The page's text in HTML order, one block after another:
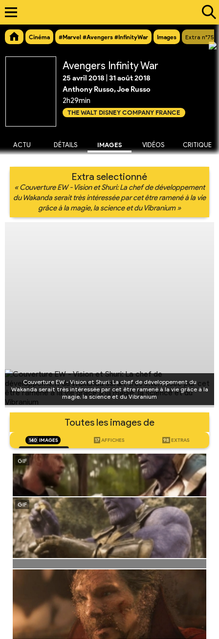
Cinéma #Marvel #Avengers #InfinityWar Images Extra
Avengers Infinity War
25 avril 2018 31 août 2018
Anthony Russo, Joe Russo
2h29min
THE WALT DISNEY COMPANY FRANCE
ACTU DÉTAILS IMAGES VIDÉOS CRITIQUE
Extra selectionné
« Couverture EW - Vision et Shuri: La chef de développement
du Wakanda serait très intéressée par cet être ramené à la vie
grâce à la magie, la science et du Vibranium »
Couverture EW - Vision et Shuri: La chef de développement du
Wakanda serait très intéressée par cet être ramené à la vie grâce à la
magie, la science et du Vibranium
Toutes les images de
140 IMAGES 17 AFFICHES 98 EXTRAS